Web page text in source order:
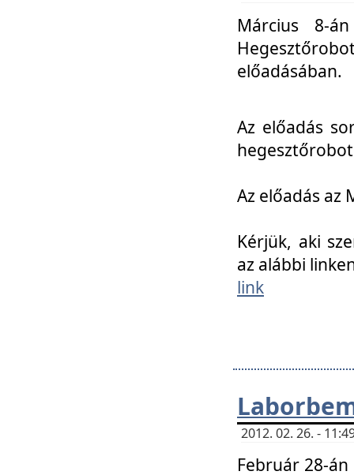
Március 8-
előadásában.
Az előadás
Az előadás az
Kérjük, aki
az alábbi
link
2012. 02. 26. -
Február 28-